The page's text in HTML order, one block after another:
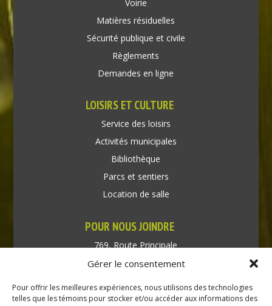
Gérer le consentement
Pour offrir les meilleures expériences, nous utilisons des technologies
telles que les témoins pour stocker et/ou accéder aux informations des
Voirie
Matières résiduelles
Sécurité publique et civile
Règlements
Demandes en ligne
LOISIRS ET CULTURE
Service des loisirs
Activités municipales
Bibliothèque
Parcs et sentiers
Location de salle
POUR NOUS JOINDRE
769, Route Principale
Très-Saint-Rédempteur
Téléphone : (450) 451-5203